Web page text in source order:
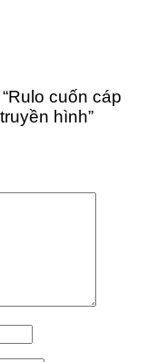
cuốn cáp
hình”